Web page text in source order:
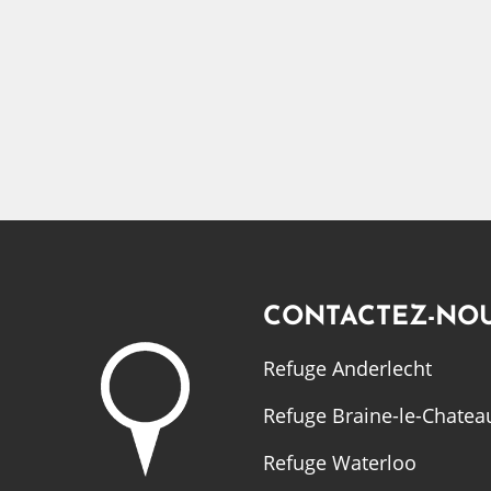
CONTACTEZ-
Refuge Anderlecht
Refuge Braine-le-
Refuge Waterloo